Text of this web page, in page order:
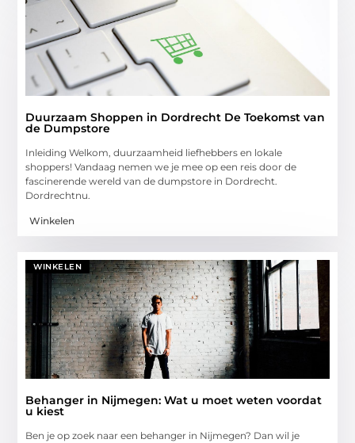
Duurzaam Shoppen in Dordrecht De Toekomst van
de Dumpstore
Inleiding Welkom, duurzaamheid liefhebbers en lokale
shoppers! Vandaag nemen we je mee op een reis door de
fascinerende wereld van de dumpstore in Dordrecht.
Dordrechtnu.
Winkelen
WINKELEN
Behanger in Nijmegen: Wat u moet weten voordat
u kiest
Ben je op zoek naar een behanger in Nijmegen? Dan wil je